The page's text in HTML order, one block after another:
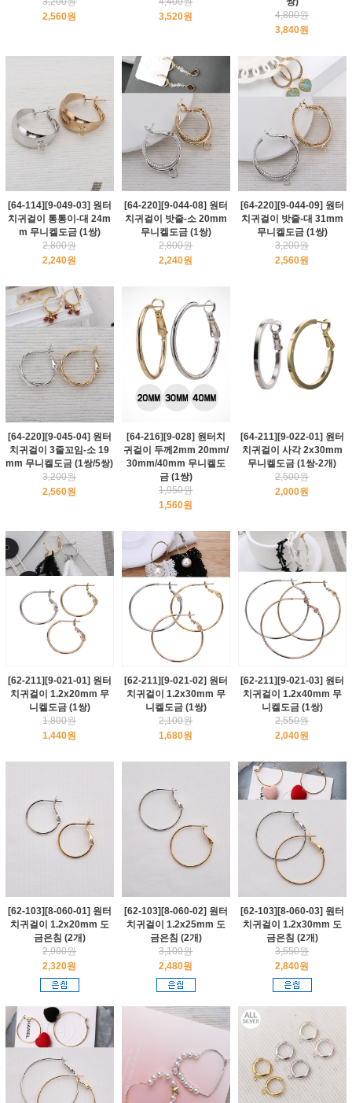
2,560원
3,520원
4,800원
3,840원
[64-114][9-049-03] 원터
치귀걸이 통통이-대 24m
m 무니켈도금 (1쌍)
2,800원
2,240원
[64-220][9-044-08] 원터
치귀걸이 밧줄-소 20mm
무니켈도금 (1쌍)
2,800원
2,240원
[64-220][9-044-09] 원터
치귀걸이 밧줄-대 31mm
무니켈도금 (1쌍)
3,200원
2,560원
[64-220][9-045-04] 원터
치귀걸이 3줄꼬임-소 19
mm 무니켈도금 (1쌍/5쌍)
3,200원
2,560원
[64-216][9-028] 원터치
귀걸이 두께2mm 20mm/
30mm/40mm 무니켈도
금 (1쌍)
1,950원
1,560원
[64-211][9-022-01] 원터
치귀걸이 사각 2x30mm
무니켈도금 (1쌍-2개)
2,500원
2,000원
[62-211][9-021-01] 원터
치귀걸이 1.2x20mm 무
니켈도금 (1쌍)
1,800원
1,440원
[62-211][9-021-02] 원터
치귀걸이 1.2x30mm 무
니켈도금 (1쌍)
2,100원
1,680원
[62-211][9-021-03] 원터
치귀걸이 1.2x40mm 무
니켈도금 (1쌍)
2,550원
2,040원
[62-103][8-060-01] 원터
치귀걸이 1.2x20mm 도
금은침 (2개)
2,900원
2,320원
[62-103][8-060-02] 원터
치귀걸이 1.2x25mm 도
금은침 (2개)
3,100원
2,480원
[62-103][8-060-03] 원터
치귀걸이 1.2x30mm 도
금은침 (2개)
3,550원
2,840원